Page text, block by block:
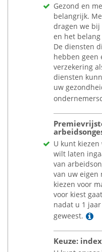
Gezond en
belangrijk.
dragen we
en het
De diensten
hebben geen
verzekering
diensten
uw
U kunt
wilt laten
van
van uw eigen
kiezen voor
voor kiest
nadat u 1
geweest.
Keuze: